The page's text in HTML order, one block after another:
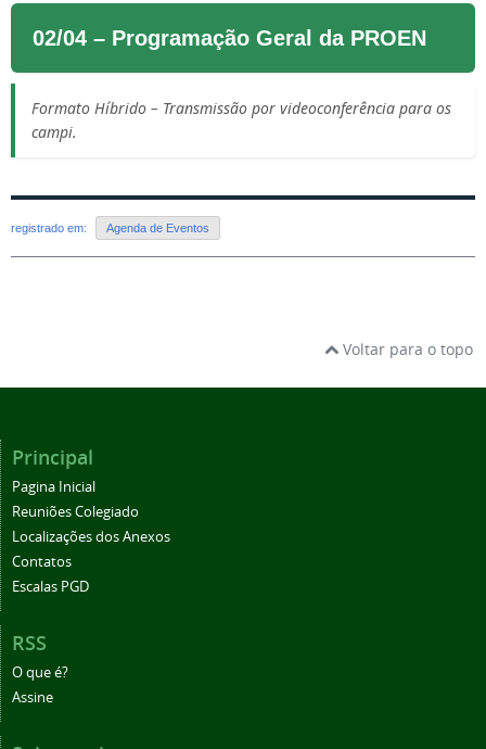
02/04 – Programação Geral da PROEN
Formato Híbrido – Transmissão por videoconferência para os
campi.
registrado em: Agenda de Eventos
Voltar para o topo
Principal
Pagina Inicial
Reuniões Colegiado
Localizações dos Anexos
Contatos
Escalas PGD
RSS
O que é?
Assine